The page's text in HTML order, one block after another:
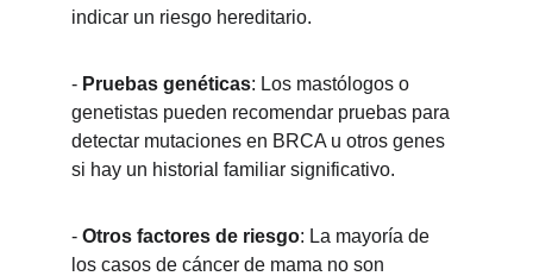
indicar un riesgo hereditario.
- Pruebas genéticas: Los mastólogos o
genetistas pueden recomendar pruebas para
detectar mutaciones en BRCA u otros genes
si hay un historial familiar significativo.
- Otros factores de riesgo: La mayoría de
los casos de cáncer de mama no son